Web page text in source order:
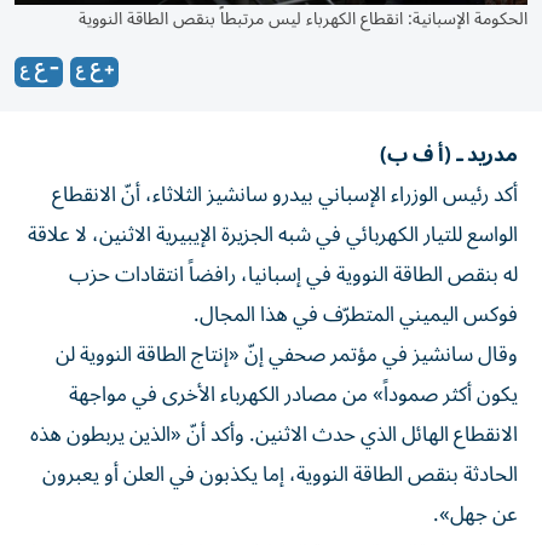
الحكومة الإسبانية: انقطاع الكهرباء ليس مرتبطاً بنقص الطاقة النووية
مدريد ـ (أ ف ب)
أكد رئيس الوزراء الإسباني بيدرو سانشيز الثلاثاء، أنّ الانقطاع
الواسع للتيار الكهربائي في شبه الجزيرة الإيبيرية الاثنين، لا علاقة
له بنقص الطاقة النووية في إسبانيا، رافضاً انتقادات حزب
فوكس اليميني المتطرّف في هذا المجال.
وقال سانشيز في مؤتمر صحفي إنّ «إنتاج الطاقة النووية لن
يكون أكثر صموداً» من مصادر الكهرباء الأخرى في مواجهة
الانقطاع الهائل الذي حدث الاثنين. وأكد أنّ «الذين يربطون هذه
الحادثة بنقص الطاقة النووية، إما يكذبون في العلن أو يعبرون
عن جهل».